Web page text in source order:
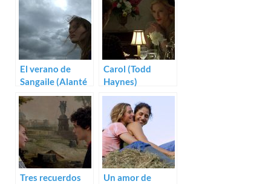
El verano de
Sangaile (Alanté
Kavaïté)
Carol (Todd
Haynes)
Tres recuerdos
Un amor de